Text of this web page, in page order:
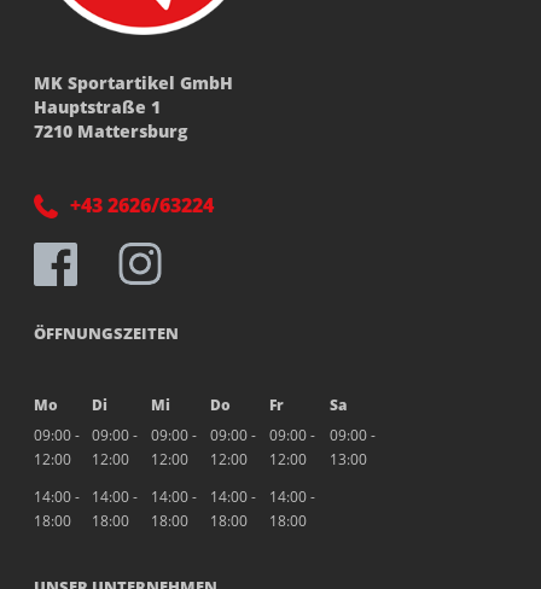
MK Sportartikel GmbH
Hauptstraße 1
7210 Mattersburg
+43 2626/63224
ÖFFNUNGSZEITEN
Mo Di Mi Do Fr
Sa
09:00 -
12:00
09:00 -
12:00
09:00 -
12:00
09:00 -
12:00
09:00 -
12:00
09:00 -
13:00
14:00 -
18:00
14:00 -
18:00
14:00 -
18:00
14:00 -
18:00
14:00 -
18:00